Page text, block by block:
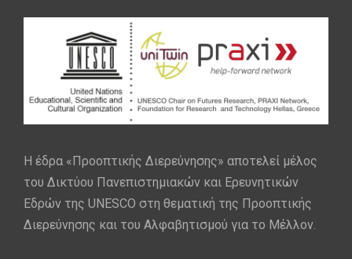
Η έδρα «Προοπτικής Διερεύνησης» αποτελεί μέλος
του Δικτύου Πανεπιστημιακών και Ερευνητικών
Εδρών της UNESCO στη θεματική της Προοπτικής
Διερεύνησης και του Αλφαβητισμού για το Μέλλον.